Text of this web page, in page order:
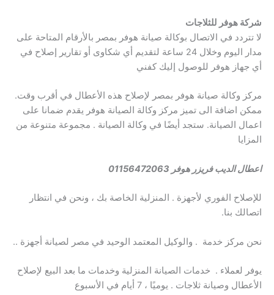
شركة هوفر للثلاجات
لا تتردد في الاتصال بوكالة صيانة هوفر بمصر بالأرقام المتاحة على
مدار اليوم وخلال 24 ساعة لتقديم أي شكاوى أو تقارير إصلاح في
أي جهاز هوفر للوصول إليك كفني
مركز وكالة صيانة هوفر بمصر لإصلاح هذه الأعطال في أقرب وقت.
ممكن اضافة الى تميز مركز وكالة الصيانة هوفر يقدم ضمانا على
اعمال الصيانة. ستجد أيضًا في وكالة الصيانة . مجموعة متنوعة من
المزايا
اعطال الديب فريزر هوفر 01156472063
للإصلاح الفوري لأجهزة . المنزلية الخاصة بك ، ونحن في انتظار
اتصالك بنا.
نحن مركز خدمة . والوكيل المعتمد الوحيد في مصر لصيانة أجهزة ..
يوفر لعملاء . خدمات الصيانة المنزلية وخدمات ما بعد البيع لإصلاح
الأعطال وصيانة ثلاجات . يوميًا ، 7 أيام في الأسبوع